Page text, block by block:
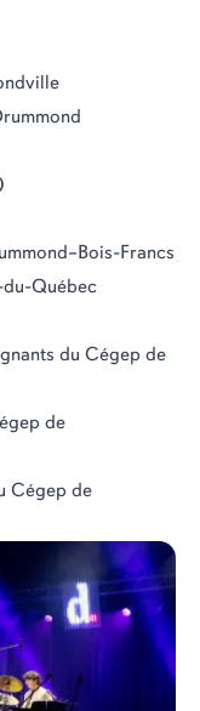
Francs
Québec
du Cégep de
de
Cégep de